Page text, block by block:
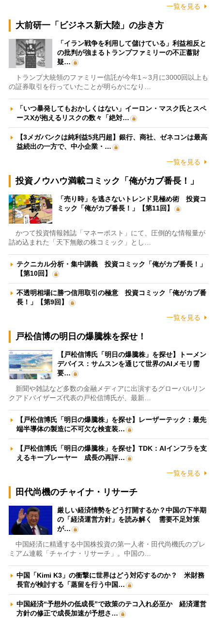
一覧を見る
大前研一「ビジネス新大陸」の歩き方
「イラン戦争を利用して儲けている」利益相反と
の批判が強まるトランプファミリーの不正蓄財
疑…
トランプ大統領のファミリー信託が今年1～3月に3000回以上も
の証券取引を行っていたことが明らかになり…
「いつ暴発してもおかしくはない」イーロン・マスク氏とスペ
ースXが抱えるリスクの数々「絶対…
【3メガバンクは純利益5兆円超】銀行、商社、ゼネコンは最高
益続出の一方で、中小企業・…
一覧を見る
投資ノウハウ満載コミック「俺がカブ番長！」
「売り時」を逃さないトレンド見極め術 投資コ
ミック「俺がカブ番長！」【第11回】
かつて投資情報雑誌「マネーポスト」にて、圧倒的な情報量が
詰め込まれた「天下無敵の株コミック」とし…
テクニカル分析・集中講義 投資コミック「俺がカブ番長！」
【第10回】
不透明相場に勝つ信用取引の極意 投資コミック「俺がカブ番
長！」【第9回】
一覧を見る
戸松信博の明日の爆騰株を探せ！
【戸松信博氏「明日の爆騰株」を探せ】トーメン
デバイス：サムスンを通じて世界のAIメモリ需
要…
新聞や雑誌など多数の金融メディアに出演するグローバルリン
クアドバイザーズ代表の戸松信博氏が、最新…
【戸松信博氏「明日の爆騰株」を探せ】レーザーテック：最先
端半導体の製造に不可欠な検査装…
【戸松信博氏「明日の爆騰株」を探せ】TDK：AIインフラを支
えるキープレーヤー 成長の再評…
一覧を見る
田代尚機のチャイナ・リサーチ
厳しい経済情勢をどう打開するか？中国の下半期
の「経済運営方針」を読み解く 需要不足対策
が…
中国経済に精通する中国株投資の第一人者・田代尚機氏のプレ
ミアム連載「チャイナ・リサーチ」。中国の…
中国「Kimi K3」の衝撃に世界はどう対応するのか？ 米財務
長官が検討する「蒸留を行う中国…
中国経済“予想外の低成長”で政策のテコ入れ必至か 経済運営
方針の修正で成長加速が予想さ…